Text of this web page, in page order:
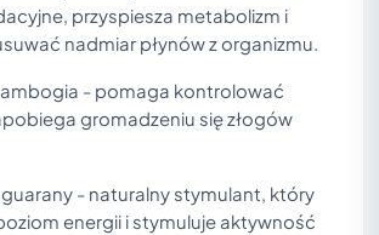
przyspiesza metabolizm i
nadmiar płynów z organizmu.
- pomaga kontrolować
gromadzeniu się złogów
guarany - naturalny stymulant, który
energii i stymuluje aktywność